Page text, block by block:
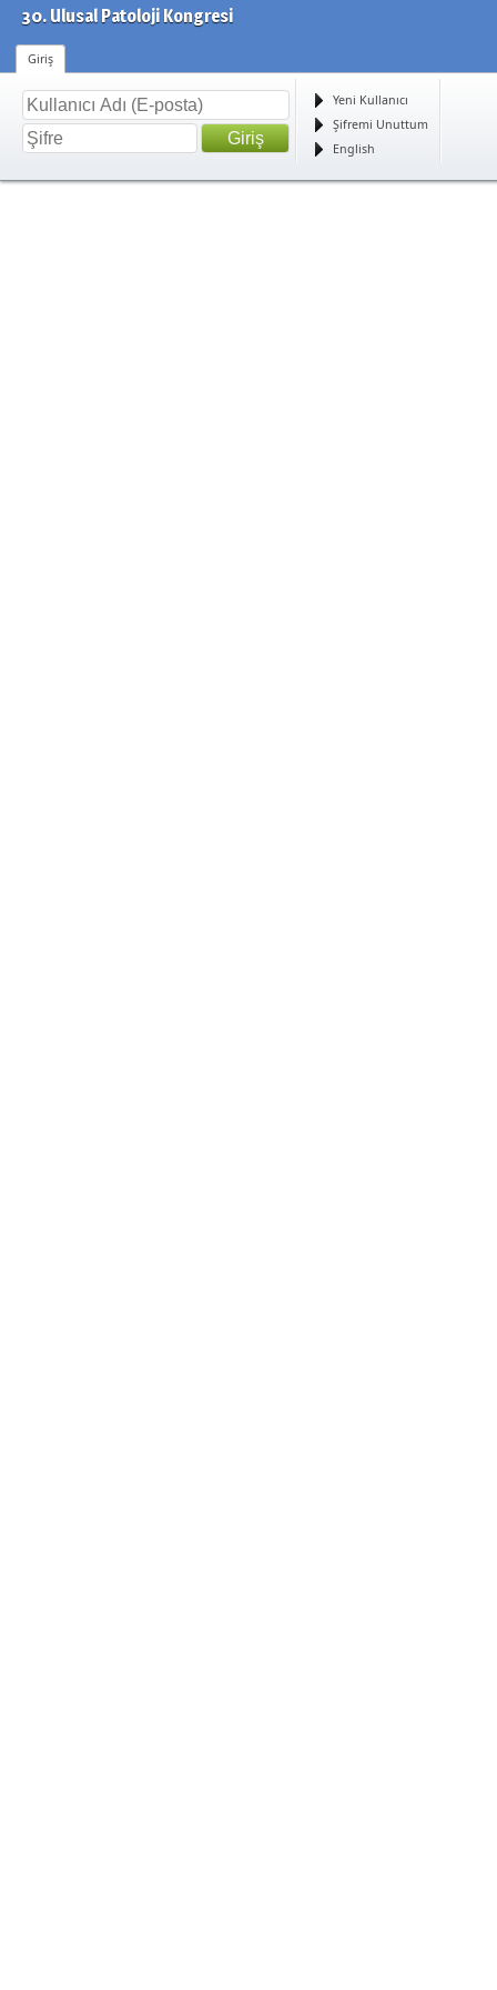
30. Ulusal Patoloji Kongresi
Giriş
Yeni Kullanıcı
Şifremi Unuttum
English